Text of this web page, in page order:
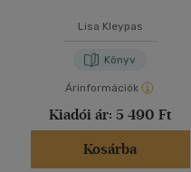
Lisa Kleypas
Könyv
Árinformációk
Kiadói ár: 5 490 Ft
Kosárba